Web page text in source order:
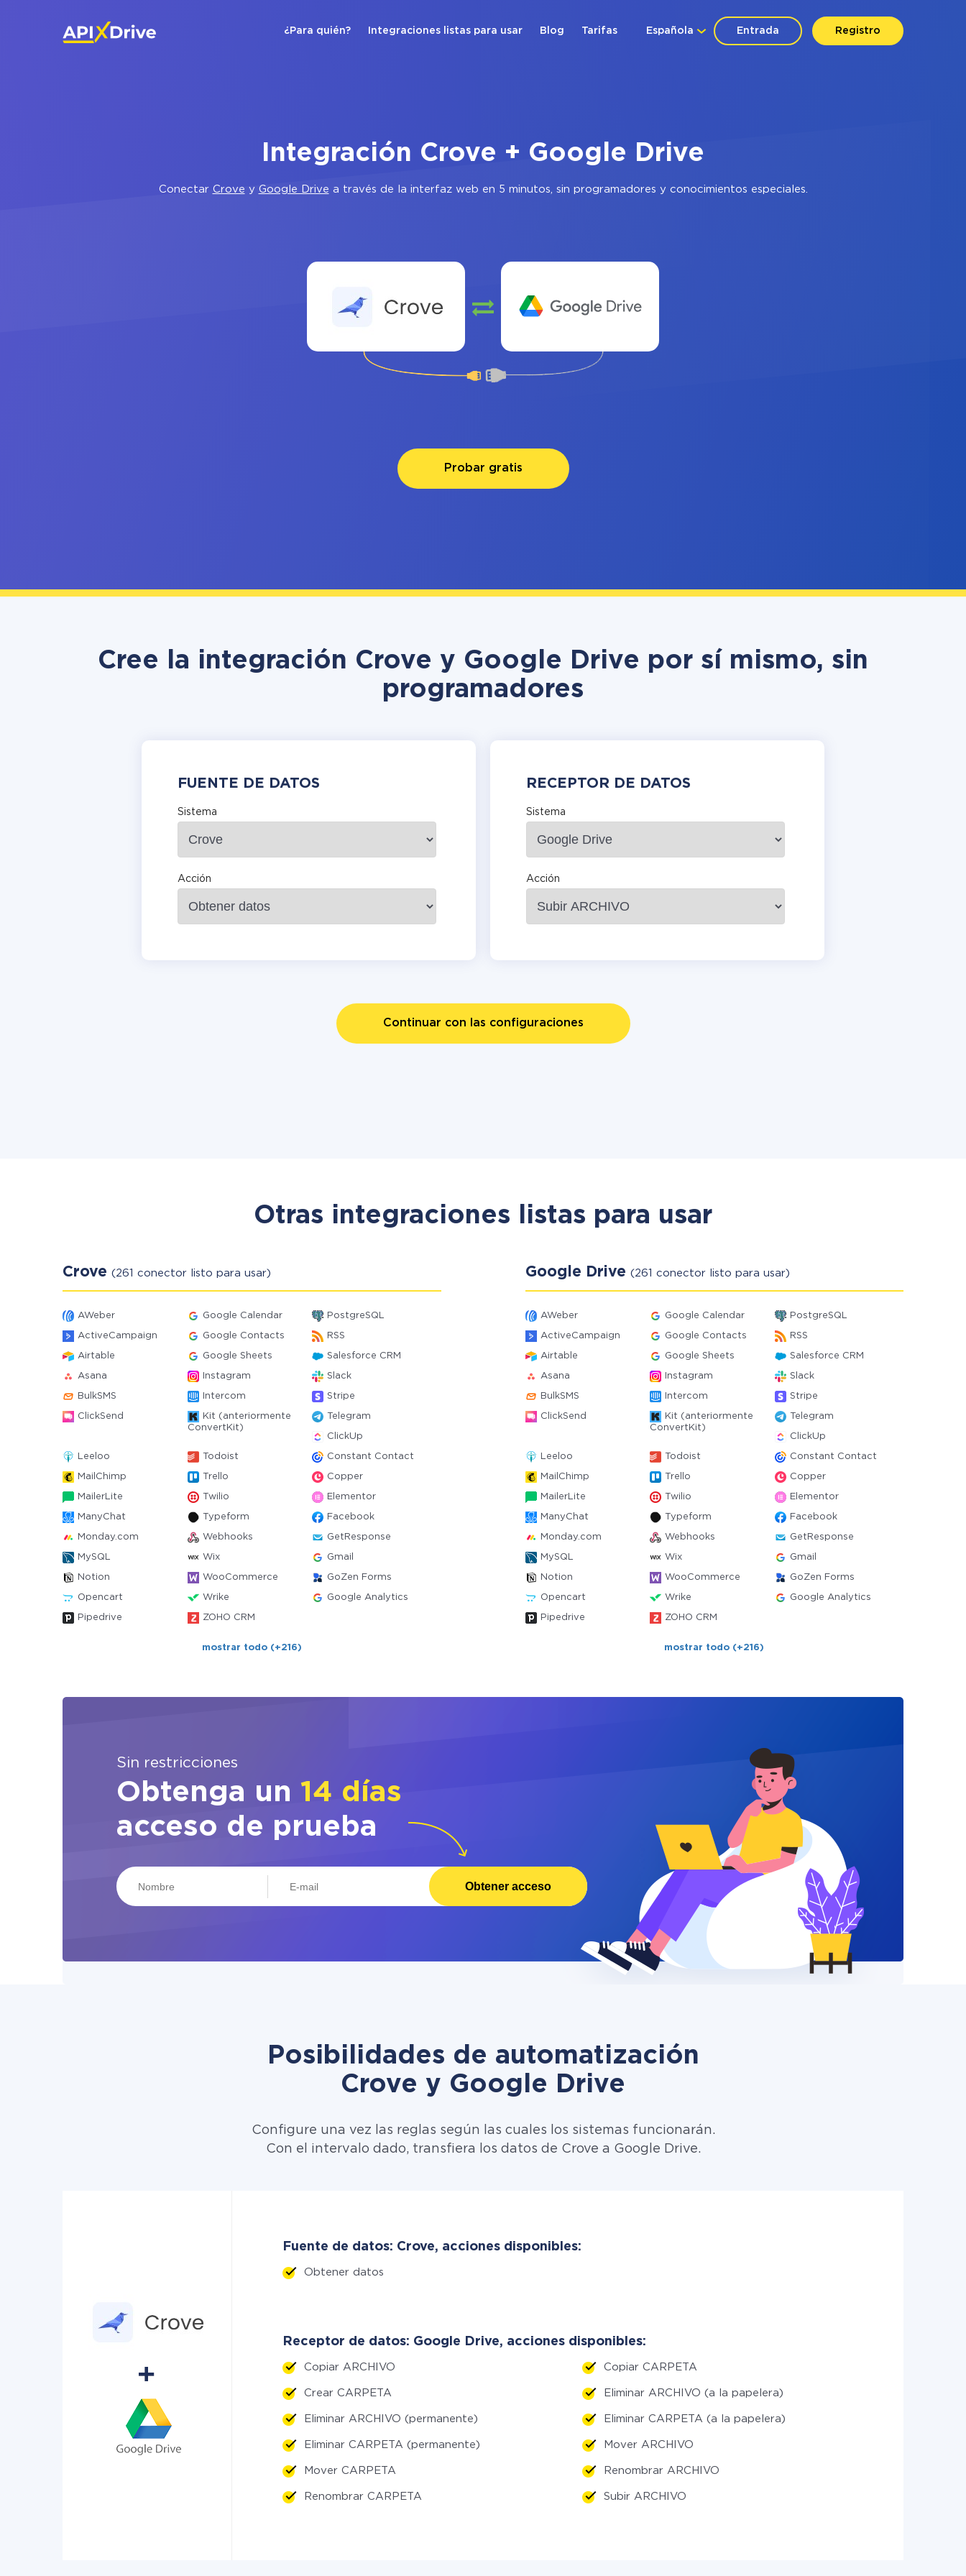
Entrada Registro
Española
¿Para quién? Integraciones listas para usar Blog Tarifas
Integración Crove + Google Drive
Conectar Crove y Google Drive a través de la interfaz web en 5 minutos, sin programadores y conocimientos especiales.
Probar gratis
Cree la integración Crove y Google Drive por sí mismo, sin
programadores
FUENTE DE DATOS
Sistema
Acción
RECEPTOR DE DATOS
Sistema
Acción
Continuar con las configuraciones
Otras integraciones listas para usar
Crove (261 conector listo para usar)
AWeber Google Calendar PostgreSQL
ActiveCampaign Google Contacts RSS
Airtable Google Sheets Salesforce CRM
Asana Instagram Slack
BulkSMS Intercom Stripe
ClickSend
Kit (anteriormente
ConvertKit)
Telegram
ClickUp
Leeloo Todoist Constant Contact
MailChimp Trello Copper
MailerLite Twilio Elementor
ManyChat Typeform Facebook
Monday.com Webhooks GetResponse
MySQL Wix Gmail
Notion WooCommerce GoZen Forms
Opencart Wrike Google Analytics
Pipedrive ZOHO CRM
mostrar todo (+216)
Google Drive (261 conector listo para usar)
AWeber Google Calendar PostgreSQL
ActiveCampaign Google Contacts RSS
Airtable Google Sheets Salesforce CRM
Asana Instagram Slack
BulkSMS Intercom Stripe
ClickSend
Kit (anteriormente
ConvertKit)
Telegram
ClickUp
Leeloo Todoist Constant Contact
MailChimp Trello Copper
MailerLite Twilio Elementor
ManyChat Typeform Facebook
Monday.com Webhooks GetResponse
MySQL Wix Gmail
Notion WooCommerce GoZen Forms
Opencart Wrike Google Analytics
Pipedrive ZOHO CRM
mostrar todo (+216)
Sin restricciones
Obtenga un 14 días
acceso de prueba
Obtener acceso
Posibilidades de automatización
Crove y Google Drive
Configure una vez las reglas según las cuales los sistemas funcionarán.
Con el intervalo dado, transfiera los datos de Crove a Google Drive.
Fuente de datos: Crove, acciones disponibles:
Obtener datos
Receptor de datos: Google Drive, acciones disponibles:
Copiar ARCHIVO Copiar CARPETA
Crear CARPETA Eliminar ARCHIVO (a la papelera)
Eliminar ARCHIVO (permanente) Eliminar CARPETA (a la papelera)
Eliminar CARPETA (permanente) Mover ARCHIVO
Mover CARPETA Renombrar ARCHIVO
Renombrar CARPETA Subir ARCHIVO